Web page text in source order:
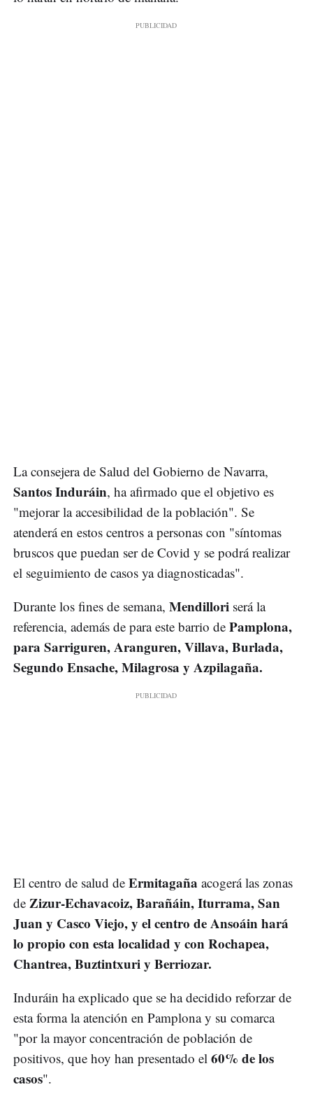
La consejera de Salud del Gobierno de Navarra,
Santos Induráin, ha afirmado que el objetivo es
"mejorar la accesibilidad de la población". Se
atenderá en estos centros a personas con "síntomas
bruscos que puedan ser de Covid y se podrá realizar
el seguimiento de casos ya diagnosticadas".
Durante los fines de semana, Mendillori será la
referencia, además de para este barrio de Pamplona,
para Sarriguren, Aranguren, Villava, Burlada,
Segundo Ensache, Milagrosa y Azpilagaña.
El centro de salud de Ermitagaña acogerá las zonas
de Zizur-Echavacoiz, Barañáin, Iturrama, San
Juan y Casco Viejo, y el centro de Ansoáin hará
lo propio con esta localidad y con Rochapea,
Chantrea, Buztintxuri y Berriozar.
Induráin ha explicado que se ha decidido reforzar de
esta forma la atención en Pamplona y su comarca
"por la mayor concentración de población de
positivos, que hoy han presentado el 60% de los
casos".